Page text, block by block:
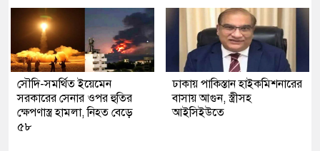
সৌদি-সমর্থিত ইয়েমেন
সরকারের সেনার ওপর হুতির
ক্ষেপণাস্ত্র হামলা, নিহত বেড়ে
৫৮
ঢাকায় পাকিস্তান হাইকমিশনারের
বাসায় আগুন, স্ত্রীসহ
আইসিইউতে